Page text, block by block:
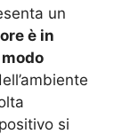
un
è in
si